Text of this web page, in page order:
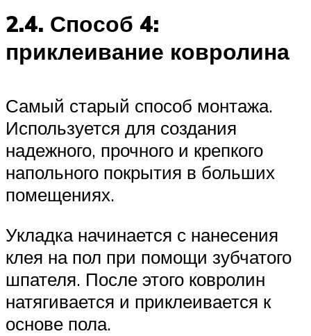
2.4. Способ 4:
приклеивание ковролина
Самый старый способ монтажа.
Используется для создания
надежного, прочного и крепкого
напольного покрытия в больших
помещениях.
Укладка начинается с нанесения
клея на пол при помощи зубчатого
шпателя. После этого ковролин
натягивается и приклеивается к
основе пола.